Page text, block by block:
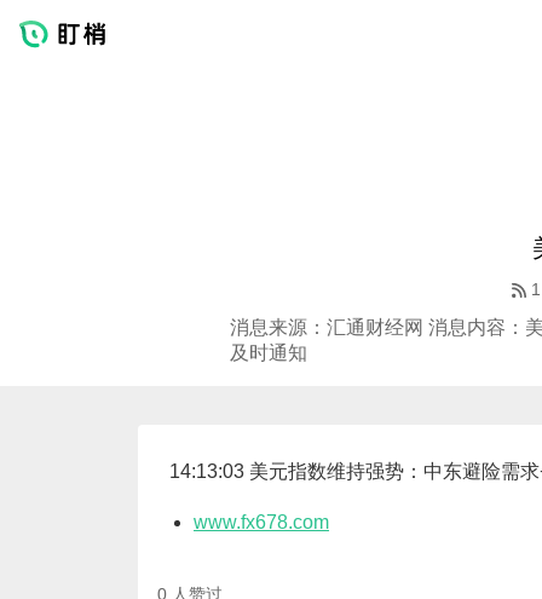
消息来源：汇通财经网 消息内容：
及时通知
14:13:03 美元指数维持强势：中东避险需
www.fx678.com
0 人赞过